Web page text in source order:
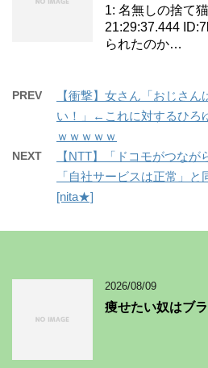
1: 名無しの捨て
21:29:37.444
られたのか…
PREV
【衝撃】女さん「おじさ
い！」←これに対するひろ
ｗｗｗｗｗ
NEXT
【NTT】「ドコモがつな
「自社サービスは正常」
[nita★]
2026/08/09
痩せたい奴はブ